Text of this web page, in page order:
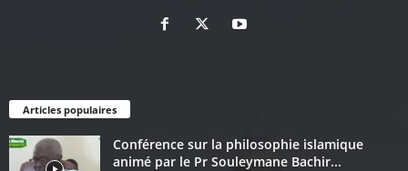
Articles populaires
Conférence sur la philosophie islamique
animé par le Pr Souleymane Bachir...